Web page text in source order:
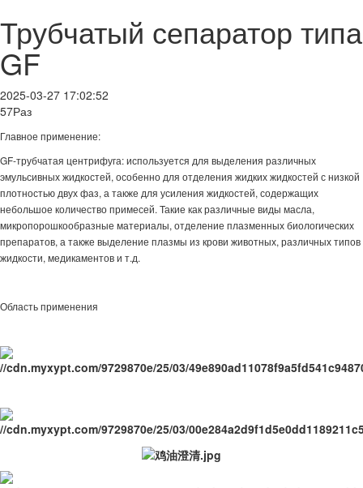
Трубчатый сепаратор типа
GF
2025-03-27 17:02:52
57Раз
Главное применение:
GF-трубчатая центрифуга: используется для выделения различных
эмульсивных жидкостей, особенно для отделения жидких жидкостей с низкой
плотностью двух фаз, а также для усиления жидкостей, содержащих
небольшое количество примесей. Такие как различные виды масла,
микропорошкообразные материалы, отделение плазменных биологических
препаратов, а также выделение плазмы из крови животных, различных типов
жидкости, медикаментов и т.д.
Область применения